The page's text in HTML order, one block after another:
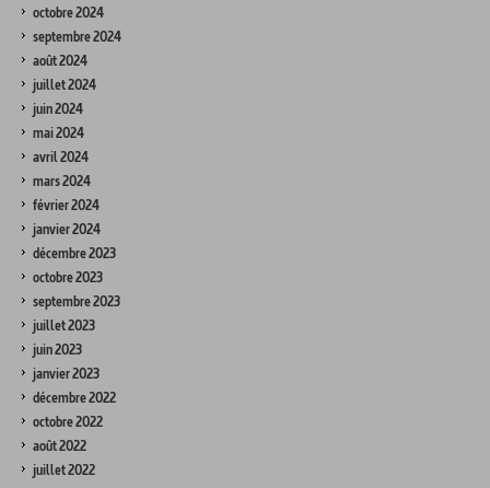
octobre 2024
septembre 2024
août 2024
juillet 2024
juin 2024
mai 2024
avril 2024
mars 2024
février 2024
janvier 2024
décembre 2023
octobre 2023
septembre 2023
juillet 2023
juin 2023
janvier 2023
décembre 2022
octobre 2022
août 2022
juillet 2022